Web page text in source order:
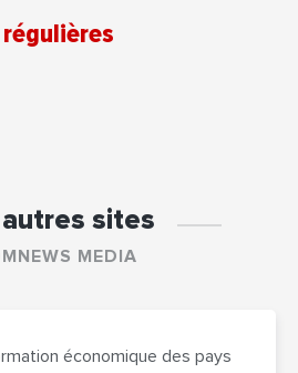
autres sites
MEDIA
économique des pays